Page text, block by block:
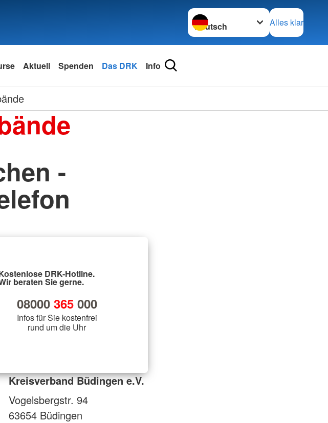
Sprache wechseln zu
Alles klar
Aktuell Spenden Das DRK Info
-
DRK-Hotline.
beraten Sie gerne.
08000 365000
Infos für Sie kostenfrei
rund um die Uhr
Kreisverband Büdingen e.V.
Vogelsbergstr. 94
63654 Büdingen